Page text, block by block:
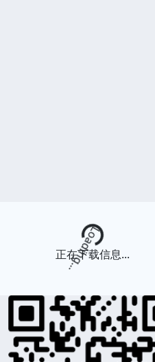
Loading...
正在下载信息...